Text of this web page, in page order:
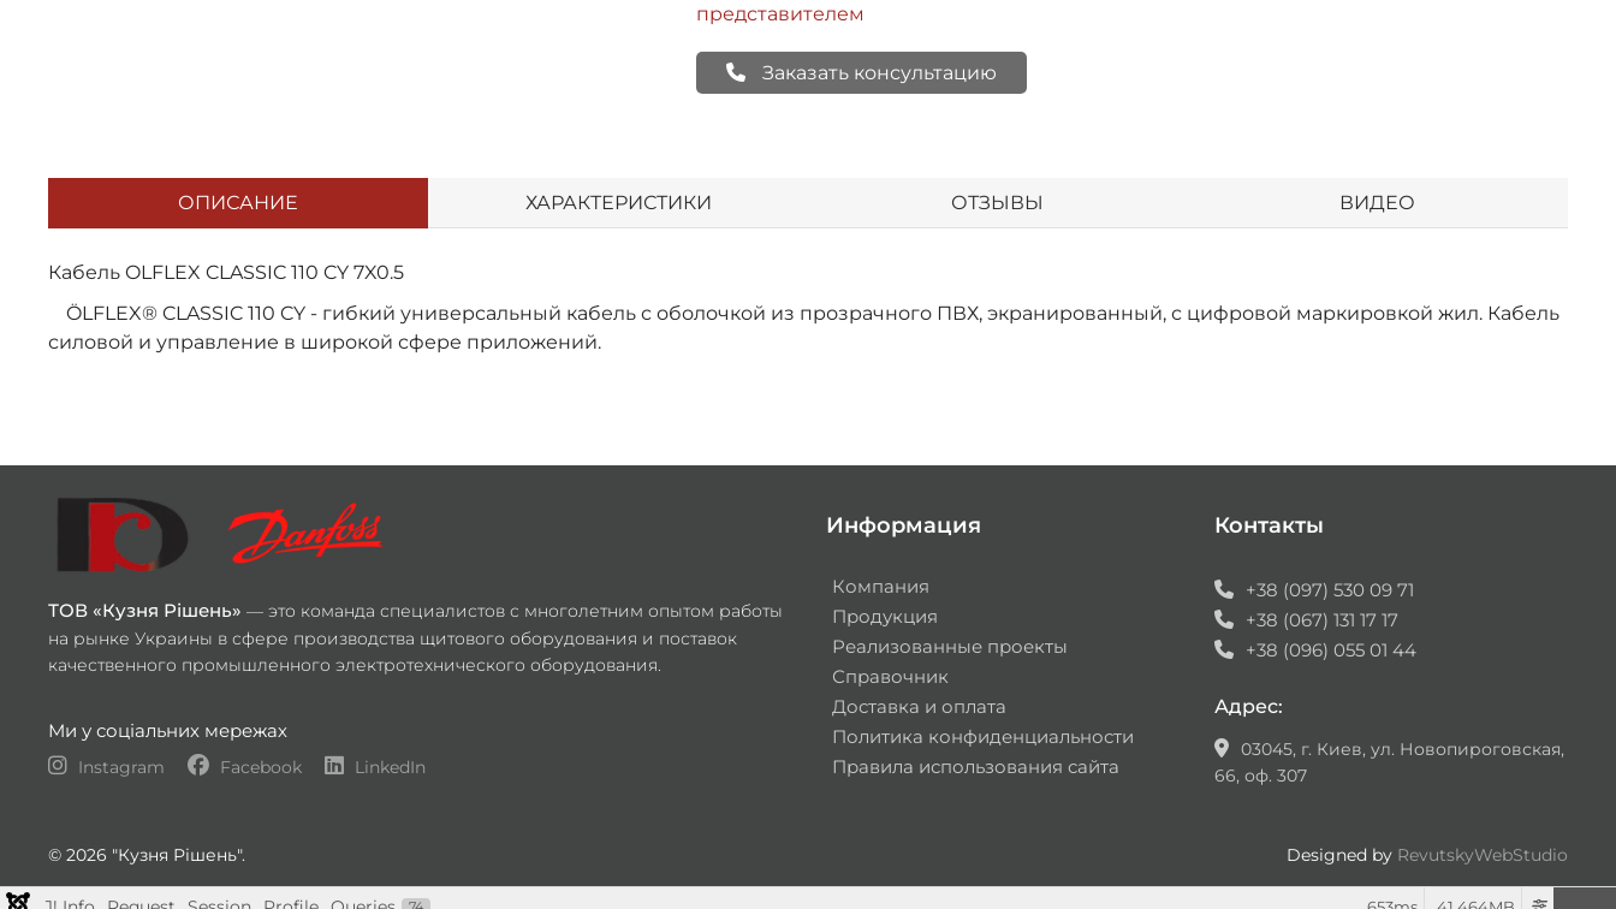
представителем
Заказать консультацию
ОПИСАНИЕ ХАРАКТЕРИСТИКИ ОТЗЫВЫ ВИДЕО
Кабель OLFLEX CLASSIC 110 CY 7X0.5
ÖLFLEX® CLASSIC 110 CY - гибкий универсальный кабель с оболочкой из прозрачного ПВХ, экранированный, с цифровой маркировкой жил. Кабель
силовой и управление в широкой сфере приложений.
ТОВ «Кузня Рішень» — это команда специалистов с многолетним опытом работы
на рынке Украины в сфере производства щитового оборудования и поставок
качественного промышленного электротехнического оборудования.
Ми у соціальних мережах
Instagram Facebook LinkedIn
Информация
Компания
Продукция
Реализованные проекты
Справочник
Доставка и оплата
Политика конфиденциальности
Правила использования сайта
Контакты
+38 (097) 530 09 71
+38 (067) 131 17 17
+38 (096) 055 01 44
Адрес:
03045, г. Киев, ул. Новопироговская,
66, оф. 307
© 2026 "Кузня Рішень". Designed by RevutskyWebStudio